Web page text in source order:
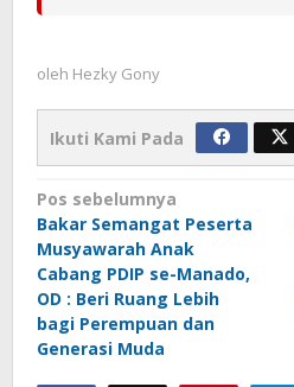
oleh Hezky Gony
Ikuti Kami Pada
Navigasi
pos
Pos sebelumnya
Bakar Semangat Peserta
Musyawarah Anak
Cabang PDIP se-Manado,
OD : Beri Ruang Lebih
bagi Perempuan dan
Generasi Muda